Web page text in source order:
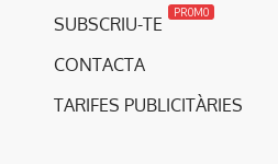
SUBSCRIU-TE
PROMO
CONTACTA
TARIFES PUBLICITÀRIES